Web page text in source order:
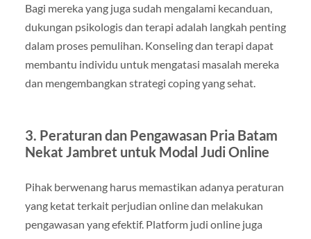
Bagi mereka yang juga sudah mengalami kecanduan,
dukungan psikologis dan terapi adalah langkah penting
dalam proses pemulihan. Konseling dan terapi dapat
membantu individu untuk mengatasi masalah mereka
dan mengembangkan strategi coping yang sehat.
3. Peraturan dan Pengawasan Pria Batam
Nekat Jambret untuk Modal Judi Online
Pihak berwenang harus memastikan adanya peraturan
yang ketat terkait perjudian online dan melakukan
pengawasan yang efektif. Platform judi online juga